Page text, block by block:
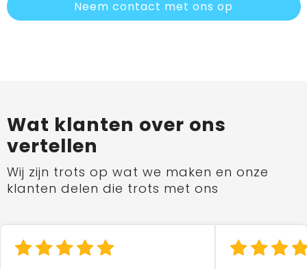
Neem contact met ons op
Wat klanten over ons
vertellen
Wij zijn trots op wat we maken en onze
klanten delen die trots met ons